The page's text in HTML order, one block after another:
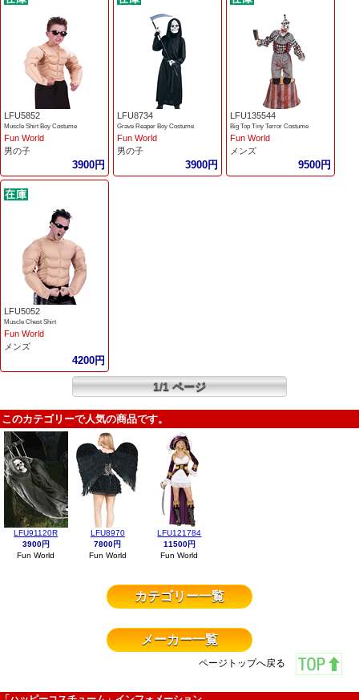
LFU5852
Muscle Shirt Boy Costume
Fun World
男の子
3900円
LFU8734
Grave Reaper Boy Costume
Fun World
男の子
3900円
LFU135544
Big Top Tiny Terror Costume
Fun World
メンズ
9500円
LFU5052
Muscle Chest Shirt
Fun World
メンズ
4200円
1/1 ページ
このカテゴリーで人気の商品です。
LFU91120R
3900円
Fun World
LFU8970
7800円
Fun World
LFU121784
11500円
Fun World
カテゴリー一覧
メーカー一覧
ページトップへ戻る